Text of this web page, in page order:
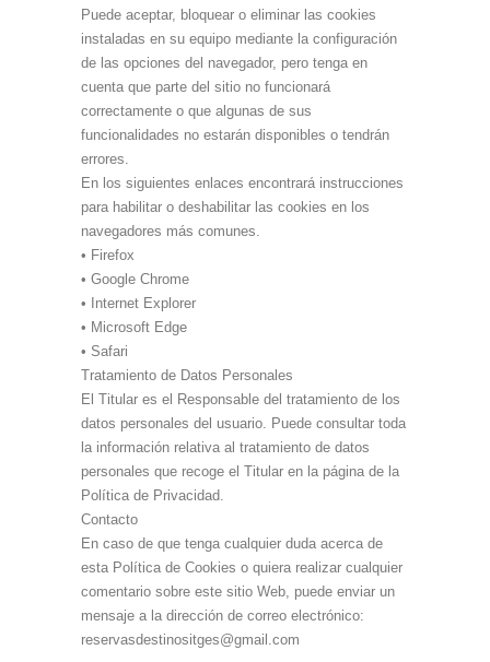
Puede aceptar, bloquear o eliminar las cookies
instaladas en su equipo mediante la configuración
de las opciones del navegador, pero tenga en
cuenta que parte del sitio no funcionará
correctamente o que algunas de sus
funcionalidades no estarán disponibles o tendrán
errores.
En los siguientes enlaces encontrará instrucciones
para habilitar o deshabilitar las cookies en los
navegadores más comunes.
• Firefox
• Google Chrome
• Internet Explorer
• Microsoft Edge
• Safari
Tratamiento de Datos Personales
El Titular es el Responsable del tratamiento de los
datos personales del usuario. Puede consultar toda
la información relativa al tratamiento de datos
personales que recoge el Titular en la página de la
Política de Privacidad.
Contacto
En caso de que tenga cualquier duda acerca de
esta Política de Cookies o quiera realizar cualquier
comentario sobre este sitio Web, puede enviar un
mensaje a la dirección de correo electrónico:
reservasdestinositges@gmail.com